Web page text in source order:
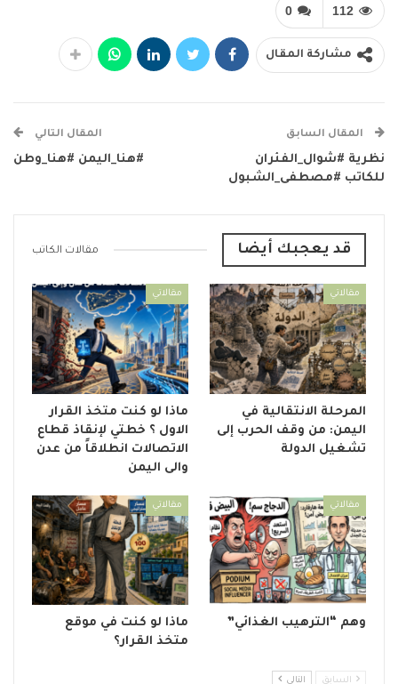
0 112
مشاركة المقال
المقال السابق
نظرية #شوال_الفئران
للكاتب #مصطفى_الشبول
المقال التالي
#هنا_اليمن #هنا_وطن
قد يعجبك أيضا مقالات الكاتب
مقالاتي
المرحلة الانتقالية في
اليمن: من وقف الحرب إلى
تشغيل الدولة
مقالاتي
ماذا لو كنت متخذ القرار
الاول ؟ خطتي لإنقاذ قطاع
الاتصالات انطلاقاً من عدن
والى اليمن
مقالاتي
وهم “الترهيب الغذائي”
مقالاتي
ماذا لو كنت في موقع
متخذ القرار؟
السابق التالي